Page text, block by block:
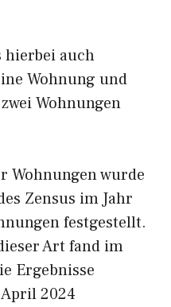
hierbei auch
Wohnung und
Wohnungen
Wohnungen wurde
Zensus im Jahr
festgestellt.
Art fand im
Ergebnisse
2024